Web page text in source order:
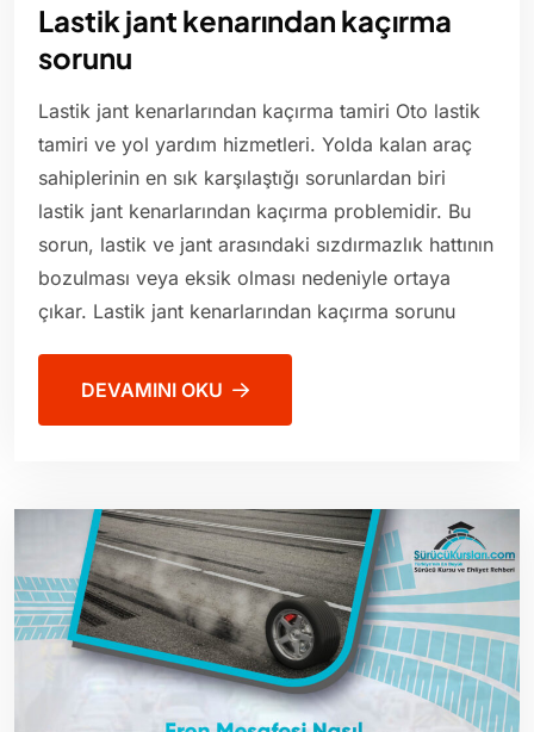
Lastik jant kenarından kaçırma
sorunu
Lastik jant kenarlarından kaçırma tamiri Oto lastik
tamiri ve yol yardım hizmetleri. Yolda kalan araç
sahiplerinin en sık karşılaştığı sorunlardan biri
lastik jant kenarlarından kaçırma problemidir. Bu
sorun, lastik ve jant arasındaki sızdırmazlık hattının
bozulması veya eksik olması nedeniyle ortaya
çıkar. Lastik jant kenarlarından kaçırma sorunu
DEVAMINI OKU